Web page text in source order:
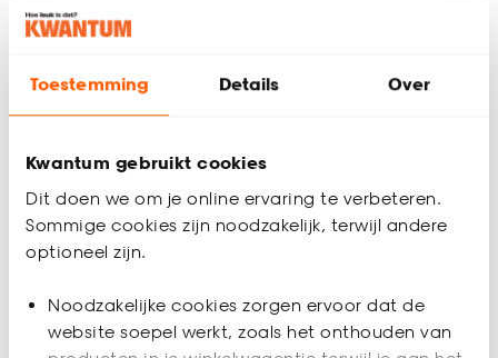
Toestemming Details Over
Kwantum gebruikt cookies
Dit doen we om je online ervaring te verbeteren.
Sommige cookies zijn noodzakelijk, terwijl andere
optioneel zijn.
Noodzakelijke cookies zorgen ervoor dat de
website soepel werkt, zoals het onthouden van
Productomschrijving
Voeg sfeer toe aan je badkamer met deze zwarte
marmeren uitstraling en voorzien van een handige
zeeppomp. Maak van je dagelijkse routine een stijlvolle
ervaring met deze prachtige accessoire.
Productspecificaties
Artikelnummer 4311220